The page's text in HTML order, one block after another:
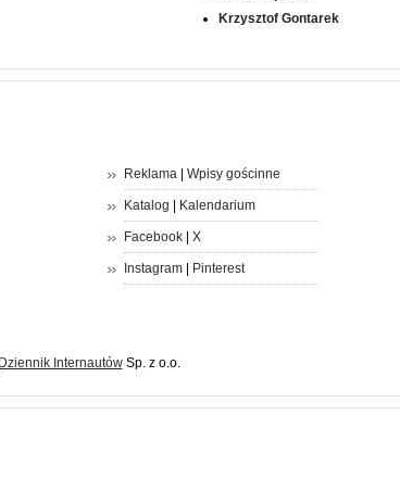
Krzysztof Gontarek
Reklama| Wpisy gościnne
Katalog | Kalendarium
Facebook| X
Instagram| Pinterest
Dziennik InternautówSp. z o.o.